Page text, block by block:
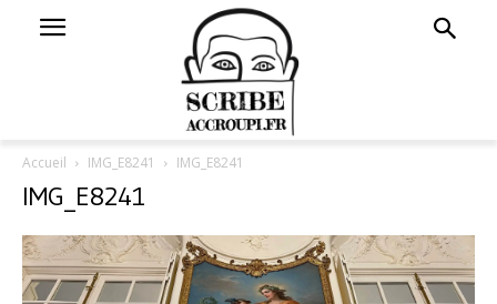
Accueil IMG_E8241 IMG_E8241
IMG_E8241